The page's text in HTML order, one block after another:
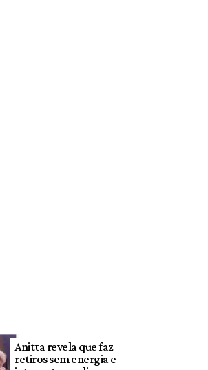
Anitta revela que faz
retiros sem energia e